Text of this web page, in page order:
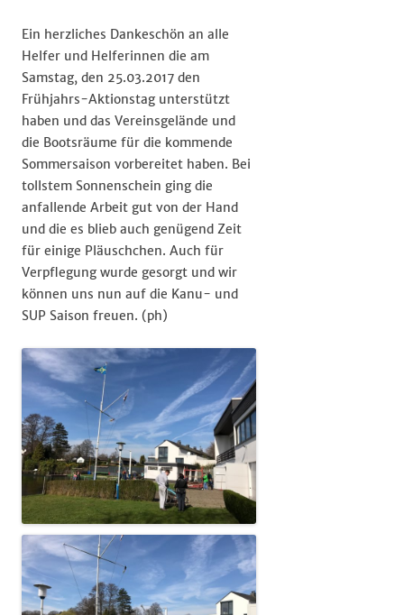
Ein herzliches Dankeschön an alle
Helfer und Helferinnen die am
Samstag, den 25.03.2017 den
Frühjahrs-Aktionstag unterstützt
haben und das Vereinsgelände und
die Bootsräume für die kommende
Sommersaison vorbereitet haben. Bei
tollstem Sonnenschein ging die
anfallende Arbeit gut von der Hand
und die es blieb auch genügend Zeit
für einige Pläuschchen. Auch für
Verpflegung wurde gesorgt und wir
können uns nun auf die Kanu- und
SUP Saison freuen. (ph)